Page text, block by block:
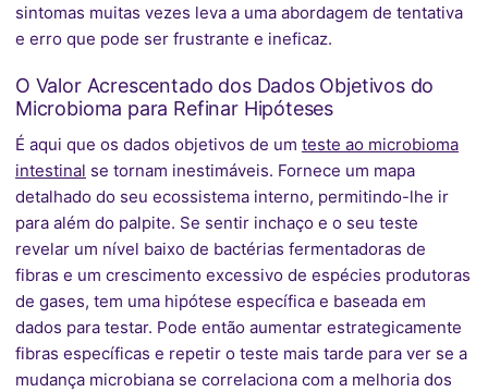
sintomas muitas vezes leva a uma abordagem de tentativa
e erro que pode ser frustrante e ineficaz.
O Valor Acrescentado dos Dados Objetivos do
Microbioma para Refinar Hipóteses
É aqui que os dados objetivos de um teste ao microbioma
intestinal se tornam inestimáveis. Fornece um mapa
detalhado do seu ecossistema interno, permitindo-lhe ir
para além do palpite. Se sentir inchaço e o seu teste
revelar um nível baixo de bactérias fermentadoras de
fibras e um crescimento excessivo de espécies produtoras
de gases, tem uma hipótese específica e baseada em
dados para testar. Pode então aumentar estrategicamente
fibras específicas e repetir o teste mais tarde para ver se a
mudança microbiana se correlaciona com a melhoria dos